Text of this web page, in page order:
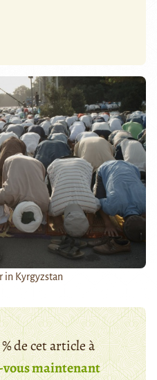
in Kyrgyzstan
de cet article à
maintenant